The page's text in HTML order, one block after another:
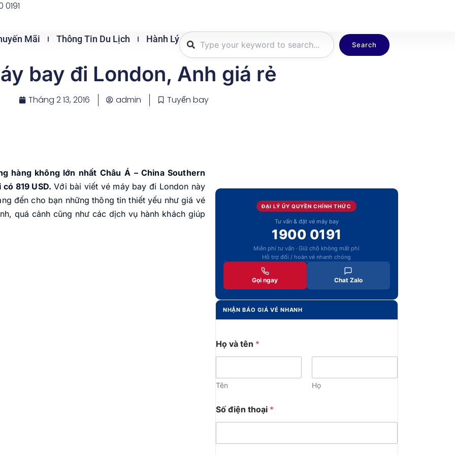
0191
Mãi Thông Tin Du Lịch Hành Lý
Search
bay đi London, Anh giá rẻ
Tháng 2 13, 2016 admin Tuyến bay
hàng không lớn nhất Châu Á – China Southern
819 USD. Với bài viết vé máy bay đi London này
đến cho bạn những thông tin thiết yếu như giá vé
quá cảnh cũng như các dịch vụ hành khách giúp
ĐẠI LÝ ỦY QUYỀN CHÍNH THỨC
Tư vấn & đặt vé máy bay
1900 0191
Miễn phí tư vấn · Giữ chỗ không mất phí
Hỗ trợ đổi / hoàn vé nhanh chóng
Gọi ngay Chat Zalo
NHẬN BÁO GIÁ VÉ NHANH
Họ và tên *
Tên Họ
Số điện thoại *